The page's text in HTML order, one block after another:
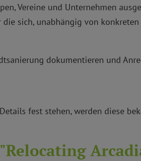
Vereine und Unternehmen
sich, unabhängig von
dokumentieren und
fest stehen, werden diese